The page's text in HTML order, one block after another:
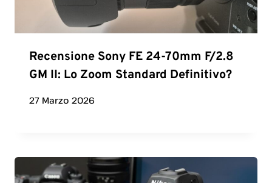
Recensione Sony FE 24-70mm F/2.8
GM II: Lo Zoom Standard Definitivo?
27 Marzo 2026